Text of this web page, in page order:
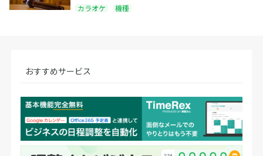
カラオケ 機種
おすすめサービス